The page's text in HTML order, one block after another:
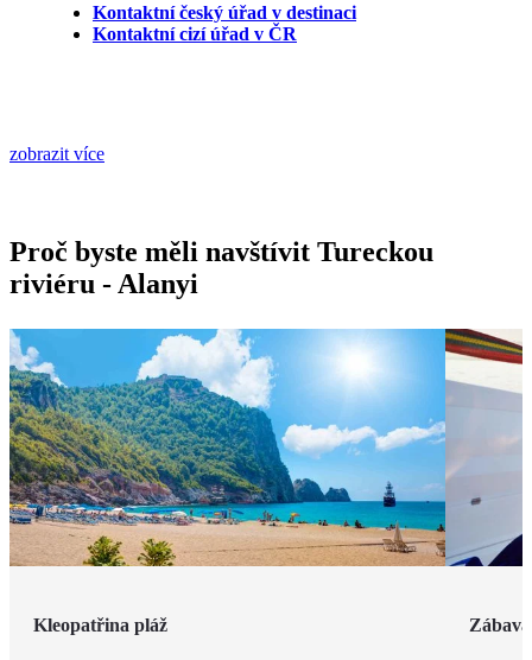
Kontaktní český úřad v destinaci
Kontaktní cizí úřad v ČR
zobrazit více
Proč byste měli navštívit Tureckou
riviéru - Alanyi
Kleopatřina pláž